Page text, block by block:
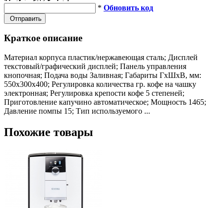
* Обновить код
Отправить
Краткое описание
Материал корпуса пластик/нержавеющая сталь; Дисплей
текстовый/графический дисплей; Панель управления
кнопочная; Подача воды Заливная; Габариты ГхШхВ, мм:
550х300х400; Регулировка количества гр. кофе на чашку
электронная; Регулировка крепости кофе 5 степеней;
Приготовление капучино автоматическое; Мощность 1465;
Давление помпы 15; Тип используемого ...
Похожие товары